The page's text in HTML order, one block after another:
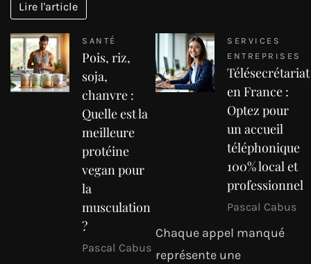
Lire l'article
SANTÉ
Pois, riz,
soja,
chanvre :
Quelle est la
meilleure
protéine
vegan pour
la
musculation
?
Pascal Cabus
SERVICES
ENTREPRISES
Télésecrétariat
en France :
Optez pour
un accueil
téléphonique
100% local et
professionnel
Pascal Cabus
Chaque appel manqué
représente une